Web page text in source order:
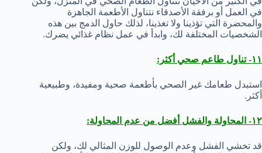
في العمل أو برفقة الأصدقاء نتناول الأطعمة الجاهزة
والمحضرة التي تؤذينا ولا تغذينا، لذلك حاول الدمج بين هذه
الشخصيات المختلفة لك، وابدأ في عمل نظام غذائي يضرك.
١١- تناول طاعم صحي أكثر:
استبدل طعامك غير الصحي بأطعمة صحية ومفيدة، وطبيعية
أكثر.
١٢- المحاولة والفشل أفضل من عدم المحاولة:
قد تخشي الفشل وعدم الوصول للوزن المثالي لك، ولكن